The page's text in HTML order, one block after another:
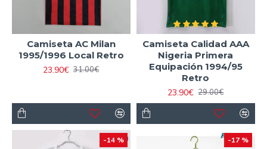
Camiseta AC Milan
1995/1996 Local Retro
23.90€ 31.00€
Camiseta Calidad AAA
Nigeria Primera
Equipación 1994/95
Retro
23.90€ 29.00€
-14 % -17 %